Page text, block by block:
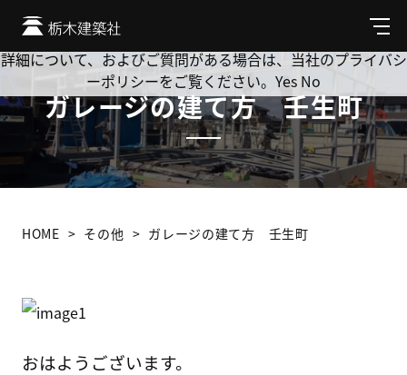
メ
ニ
ュ
ガレージの建て方 壬生町
HOME その他 ガレージの建て方 壬生町
おはようございます。
Cookie を使用して、お客様の活動を追跡してもよろしいです
か? 当社ではお客様のプライバシーを極めて重視しています。
詳細について、およびご質問がある場合は、当社のプライバシ
ーポリシーをご覧ください。 Yes No